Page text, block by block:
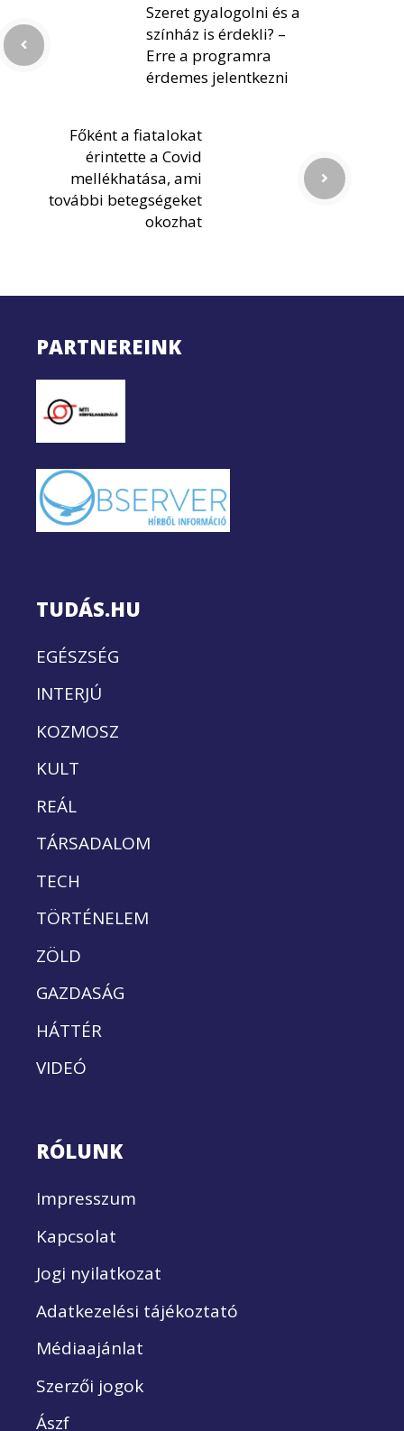
Szeret gyalogolni és a
színház is érdekli? –
Erre a programra
érdemes jelentkezni
Főként a fiatalokat
érintette a Covid
mellékhatása, ami
további betegségeket
okozhat
PARTNEREINK
TUDÁS.HU
EGÉSZSÉG
INTERJÚ
KOZMOSZ
KULT
REÁL
TÁRSADALOM
TECH
TÖRTÉNELEM
ZÖLD
GAZDASÁG
HÁTTÉR
VIDEÓ
RÓLUNK
Impresszum
Kapcsolat
Jogi nyilatkozat
Adatkezelési tájékoztató
Médiaajánlat
Szerzői jogok
Ászf